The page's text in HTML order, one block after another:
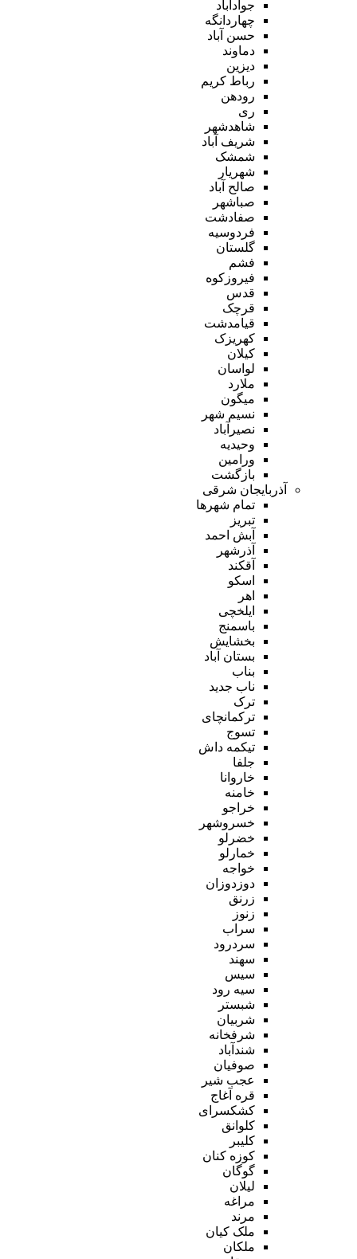
جوادآباد
چهاردانگه
حسن آباد
دماوند
دیزین
رباط کریم
رودهن
ری
شاهدشهر
شریف آباد
شمشک
شهریار
صالح آباد
صباشهر
صفادشت
فردوسیه
گلستان
فشم
فیروزکوه
قدس
قرچک
قیامدشت
کهریزک
کیلان
لواسان
ملارد
میگون
نسیم شهر
نصیرآباد
وحیدیه
ورامین
بازگشت
آذربایجان شرقی
تمام شهر‌ها
تبریز
آبش احمد
آذرشهر
آقکند
اسکو
اهر
ایلخچی
باسمنج
بخشایش
بستان آباد
بناب
ناب جدید
ترک
ترکمانچای
تسوج
تیکمه داش
جلفا
خاروانا
خامنه
خراجو
خسروشهر
خضرلو
خمارلو
خواجه
دوزدوزان
زرنق
زنوز
سراب
سردرود
سهند
سیس
سیه رود
شبستر
شربیان
شرفخانه
شندآباد
صوفیان
عجب شیر
قره آغاج
کشکسرای
کلوانق
کلیبر
کوزه کنان
گوگان
لیلان
مراغه
مرند
ملک کیان
ملکان